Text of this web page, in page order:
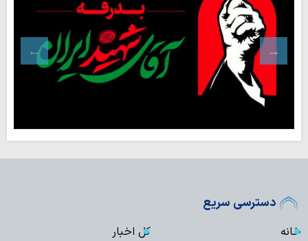
دسترسی سریع
خانه
کل اخبار